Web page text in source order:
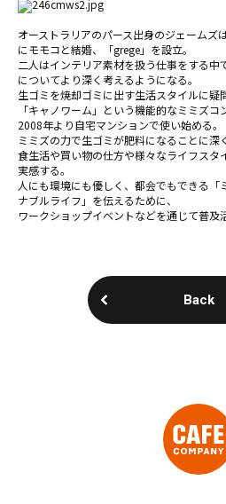
オーストラリアのパース出身のジェーム
にモモコと結婚、「grege」を設立。
二人はインテリア素材を扱う仕事をする
についてより深く考えるようになる。
生ゴミを焼却ゴミに出す生活スタイルに疑
「キャノワーム」という機能的なミミズコ
2008年より自宅マンションで使い始める。
ミミズの力で生ゴミが肥料になることに深
食生活や買い物の仕方や様々なライフスタ
実感する。
人にも環境にも優しく、都会でもできる
ナブルライフ」を伝えるために、
ワークショップイベントなどを通じて普及
Back